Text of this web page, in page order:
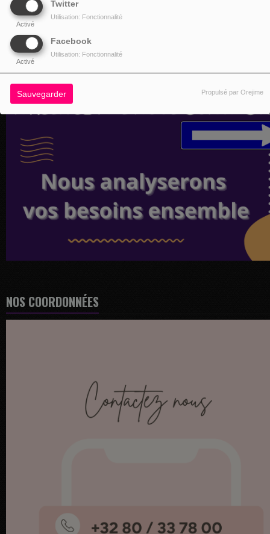
Twitter
Activé
Utilisation: Fonctionnalité
Facebook
Activé
Utilisation: Fonctionnalité
Sauvegarder Propulsé par Orejime
NOS COORDONNÉES